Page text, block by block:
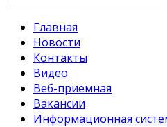
Главная
Новости
Контакты
Видео
Веб-приемная
Вакансии
Информационная